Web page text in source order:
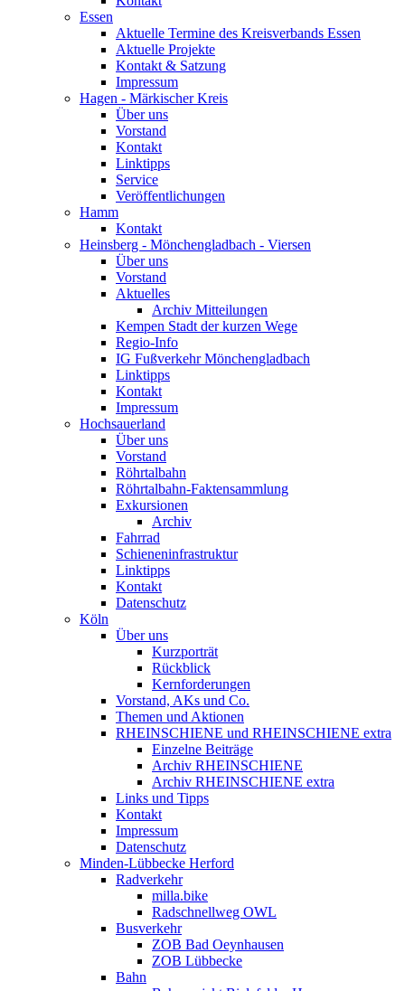
Essen
Aktuelle Termine des Kreisverbands Essen
Aktuelle Projekte
Kontakt & Satzung
Impressum
Hagen - Märkischer Kreis
Über uns
Vorstand
Kontakt
Linktipps
Service
Veröffentlichungen
Hamm
Kontakt
Heinsberg - Mönchengladbach - Viersen
Über uns
Vorstand
Aktuelles
Archiv Mitteilungen
Kempen Stadt der kurzen Wege
Regio-Info
IG Fußverkehr Mönchengladbach
Linktipps
Kontakt
Impressum
Hochsauerland
Über uns
Vorstand
Röhrtalbahn
Röhrtalbahn-Faktensammlung
Exkursionen
Archiv
Fahrrad
Schieneninfrastruktur
Linktipps
Kontakt
Datenschutz
Köln
Über uns
Kurzporträt
Rückblick
Kernforderungen
Vorstand, AKs und Co.
Themen und Aktionen
RHEINSCHIENE und RHEINSCHIENE extra
Einzelne Beiträge
Archiv RHEINSCHIENE
Archiv RHEINSCHIENE extra
Links und Tipps
Kontakt
Impressum
Datenschutz
Minden-Lübbecke Herford
Radverkehr
milla.bike
Radschnellweg OWL
Busverkehr
ZOB Bad Oeynhausen
ZOB Lübbecke
Bahn